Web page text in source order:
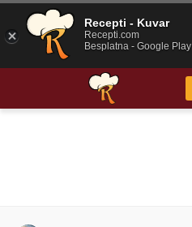
Recepti - Kuvar
Recepti.com
Besplatna - Google Play